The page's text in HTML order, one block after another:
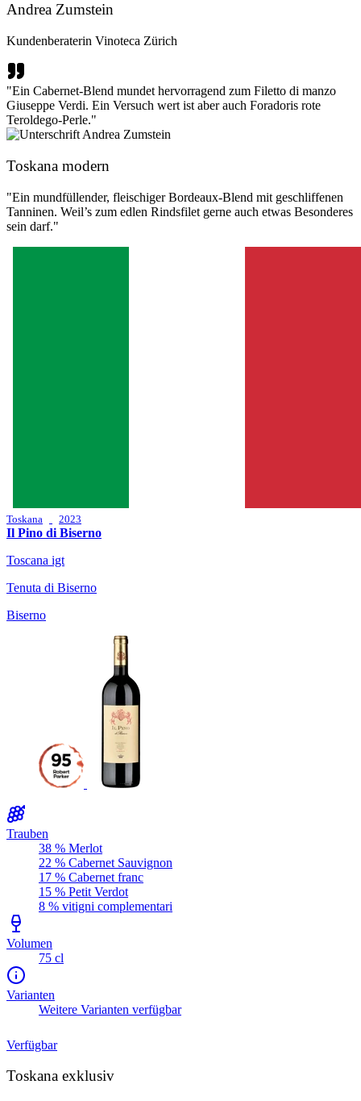
Andrea Zumstein
Kundenberaterin Vinoteca Zürich
"Ein Cabernet-Blend mundet hervorragend zum Filetto di manzo
Giuseppe Verdi. Ein Versuch wert ist aber auch Foradoris rote
Teroldego-Perle."
Toskana modern
"Ein mundfüllender, fleischiger Bordeaux-Blend mit geschliffenen
Tanninen. Weil’s zum edlen Rindsfilet gerne auch etwas Besonderes
sein darf."
Toskana 2023
Il Pino di Biserno
Toscana igt
Tenuta di Biserno
Biserno
Trauben
38 % Merlot
22 % Cabernet Sauvignon
17 % Cabernet franc
15 % Petit Verdot
8 % vitigni complementari
Volumen
75 cl
Varianten
Weitere Varianten verfügbar
Verfügbar
Toskana exklusiv